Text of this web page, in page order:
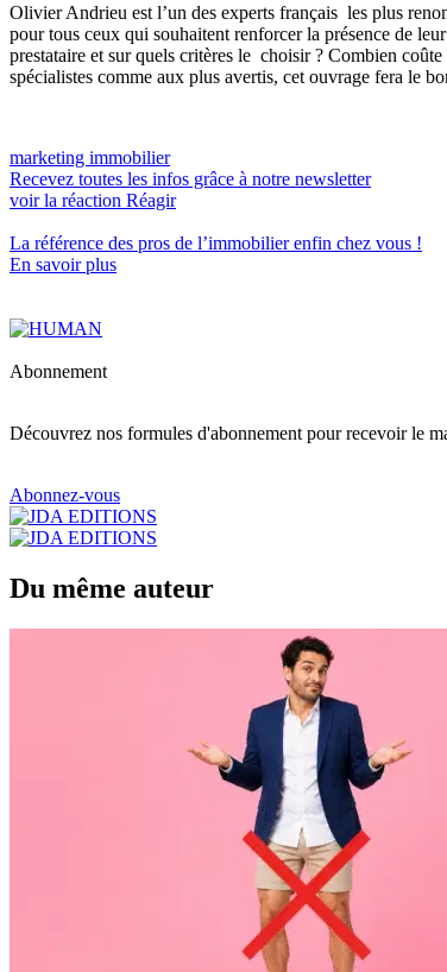
Olivier Andrieu est l’un des experts français les plus
pour tous ceux qui souhaitent renforcer la présence de
prestataire et sur quels critères le choisir ? Combien
spécialistes comme aux plus avertis, cet ouvrage fera le
marketing immobilier
Recevez toutes les infos grâce à notre newsletter
voir la réaction Réagir
La référence des pros de l’immobilierenfin chez vous !
En savoir plus
Abonnement
Découvrez nos formules d'abonnement pour recevoir le
Abonnez-vous
Du même auteur